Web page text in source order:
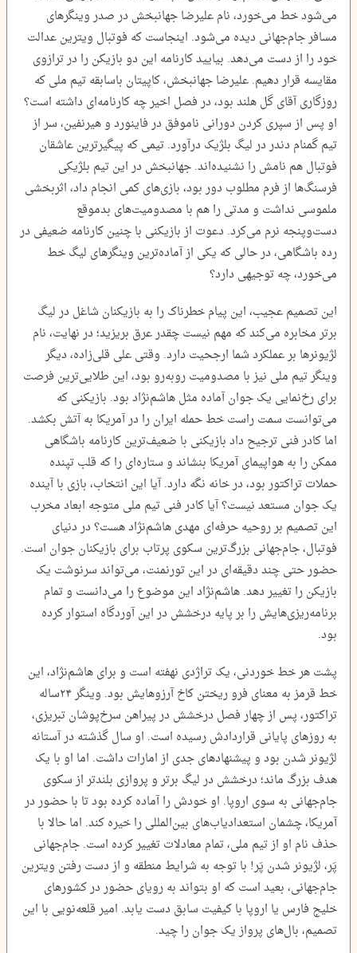
می‌شود خط می‌خورد، نام علیرضا جهانبخش در صدر وینگرهای
مسافر جام‌جهانی دیده می‌شود. اینجاست که فوتبال ویترین عدالت
خود را از دست می‌دهد. بیایید کارنامه این دو بازیکن را در ترازوی
مقایسه قرار دهیم. علیرضا جهانبخش، کاپیتان باسابقه تیم ملی که
روزگاری آقای گل هلند بود، در فصل اخیر چه کارنامه‌ای داشته است؟
او پس از سپری کردن دورانی ناموفق در فاینورد و هیرنفین، سر از
تیم گمنام دندر در لیگ بلژیک درآورد. تیمی که پیگیرترین عاشقان
فوتبال هم نامش را نشنیده‌اند. جهانبخش در این تیم بلژیکی
فرسنگ‌ها از فرم مطلوب دور بود، بازی‌های کمی انجام داد، اثربخشی
ملموسی نداشت و مدتی را هم با مصدومیت‌های بدموقع
دست‌وپنجه نرم می‌کرد. دعوت از بازیکنی با چنین کارنامه ضعیفی در
رده باشگاهی، در حالی که یکی از آماده‌ترین وینگرهای لیگ خط
می‌خورد، چه توجیهی دارد؟
این تصمیم عجیب، این پیام خطرناک را به بازیکنان شاغل در لیگ
برتر مخابره می‌کند که مهم نیست چقدر عرق بریزید؛ در نهایت، نام
لژیونرها بر عملکرد شما ارجحیت دارد. وقتی علی قلی‌زاده، دیگر
وینگر تیم ملی نیز با مصدومیت روبه‌رو بود، این طلایی‌ترین فرصت
برای رخ‌نمایی یک جوان آماده مثل هاشم‌نژاد بود. بازیکنی که
می‌توانست سمت راست خط حمله ایران را در آمریکا به آتش بکشد.
اما کادر فنی ترجیح داد بازیکنی با ضعیف‌ترین کارنامه باشگاهی
ممکن را به هواپیمای آمریکا بنشاند و ستاره‌ای را که قلب تپنده
حملات تراکتور بود، در خانه نگه دارد. آیا این انتخاب، بازی با آینده
یک جوان مستعد نیست؟ آیا کادر فنی تیم ملی متوجه ابعاد مخرب
این تصمیم بر روحیه حرفه‌ای مهدی هاشم‌نژاد هست؟ در دنیای
فوتبال، جام‌جهانی بزرگ‌ترین سکوی پرتاب برای بازیکنان جوان است.
حضور حتی چند دقیقه‌ای در این تورنمنت، می‌تواند سرنوشت یک
بازیکن را تغییر دهد. هاشم‌نژاد این موضوع را می‌دانست و تمام
برنامه‌ریزی‌هایش را بر پایه درخشش در این آوردگاه استوار کرده
بود.
پشت هر خط خوردنی، یک تراژدی نهفته است و برای هاشم‌نژاد، این
خط قرمز به معنای فرو ریختن کاخ آرزوهایش بود. وینگر ۲۴‌ساله
تراکتور، پس از چهار ‌فصل درخشش در پیراهن سرخ‌پوشان تبریزی،
به روزهای پایانی قراردادش رسیده است. او سال گذشته در آستانه
لژیونر شدن بود و پیشنهادهای جدی از امارات داشت. اما او با یک
هدف بزرگ ماند؛ درخشش در لیگ برتر و پروازی بلندتر از سکوی
جام‌جهانی به سوی اروپا. او خودش را آماده کرده بود تا با حضور در
آمریکا، چشمان استعدادیاب‌های بین‌المللی را خیره کند. اما حالا با
حذف نام او از تیم ملی، تمام معادلات تغییر کرده است. جام‌جهانی
پَر، لژیونر شدن پَر! با توجه به شرایط منطقه و از دست رفتن ویترین
جام‌جهانی، بعید است که او بتواند به رویای حضور در کشورهای
خلیج فارس یا اروپا با کیفیت سابق دست یابد. امیر قلعه‌نویی با این
تصمیم، بال‌های پرواز یک جوان را چید.